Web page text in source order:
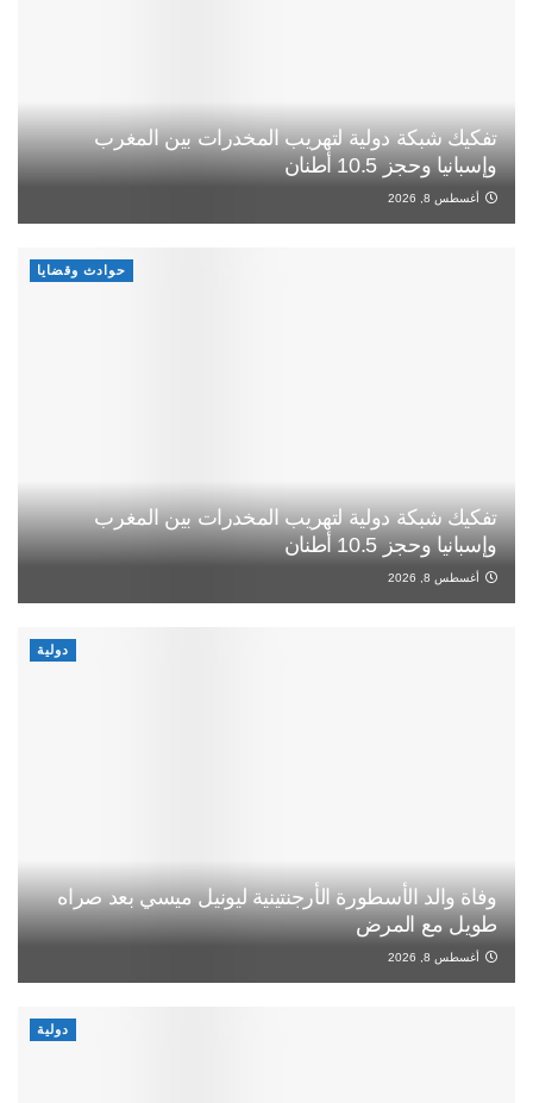
تفكيك شبكة دولية لتهريب المخدرات بين المغرب
وإسبانيا وحجز 10.5 أطنان
أغسطس 8, 2026
حوادث وقضايا
تفكيك شبكة دولية لتهريب المخدرات بين المغرب
وإسبانيا وحجز 10.5 أطنان
أغسطس 8, 2026
دولية
وفاة والد الأسطورة الأرجنتينية ليونيل ميسي بعد صراه
طويل مع المرض
أغسطس 8, 2026
دولية